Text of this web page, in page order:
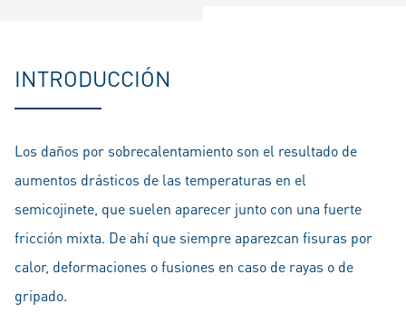
INTRODUCCIÓN
Los daños por sobrecalentamiento son el resultado de
aumentos drásticos de las temperaturas en el
semicojinete, que suelen aparecer junto con una fuerte
fricción mixta. De ahí que siempre aparezcan fisuras por
calor, deformaciones o fusiones en caso de rayas o de
gripado.